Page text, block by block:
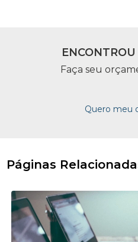
Faça seu
Quero meu
Páginas